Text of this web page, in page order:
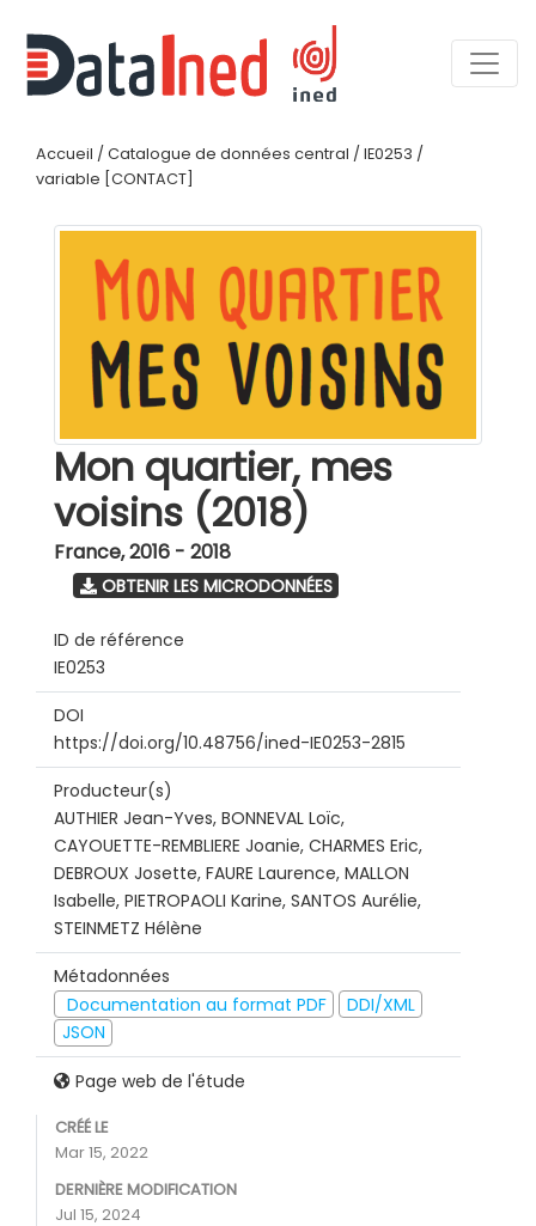
Accueil / Catalogue de données central / IE0253 /
variable [CONTACT]
Mon quartier, mes
voisins (2018)
France,2016 - 2018
OBTENIR LES MICRODONNÉES
ID de référence
IE0253
DOI
https://doi.org/10.48756/ined-IE0253-2815
Producteur(s)
AUTHIER Jean-Yves, BONNEVAL Loïc,
CAYOUETTE-REMBLIERE Joanie, CHARMES Eric,
DEBROUX Josette, FAURE Laurence, MALLON
Isabelle, PIETROPAOLI Karine, SANTOS Aurélie,
STEINMETZ Hélène
Métadonnées
Documentation au format PDF
DDI/XML
JSON
Page web de l'étude
CRÉÉ LE
Mar 15, 2022
DERNIÈRE MODIFICATION
Jul 15, 2024